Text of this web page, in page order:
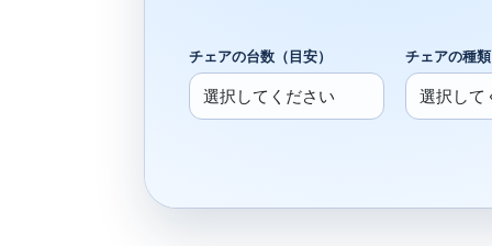
チェアの台数（目安） チェアの種類